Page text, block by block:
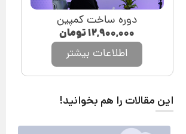
دوره ساخت کمپین
۱۲,۹۰۰,۰۰۰تومان
اطلاعات بیشتر
این مقالات را هم بخوانید!